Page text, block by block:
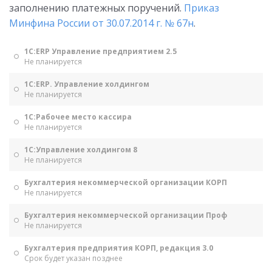
заполнению платежных поручений. Приказ
Минфина России от 30.07.2014 г. № 67н.
1С:ERP Управление предприятием 2.5
Не планируется
1С:ERP. Управление холдингом
Не планируется
1С:Рабочее место кассира
Не планируется
1С:Управление холдингом 8
Не планируется
Бухгалтерия некоммерческой организации КОРП
Не планируется
Бухгалтерия некоммерческой организации Проф
Не планируется
Бухгалтерия предприятия КОРП, редакция 3.0
Срок будет указан позднее